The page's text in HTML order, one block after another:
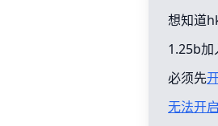
想知道
1.25b加
必须先
无法开启